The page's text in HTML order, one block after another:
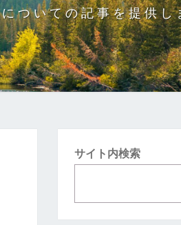
ついての記事を提供し
サイト内検索